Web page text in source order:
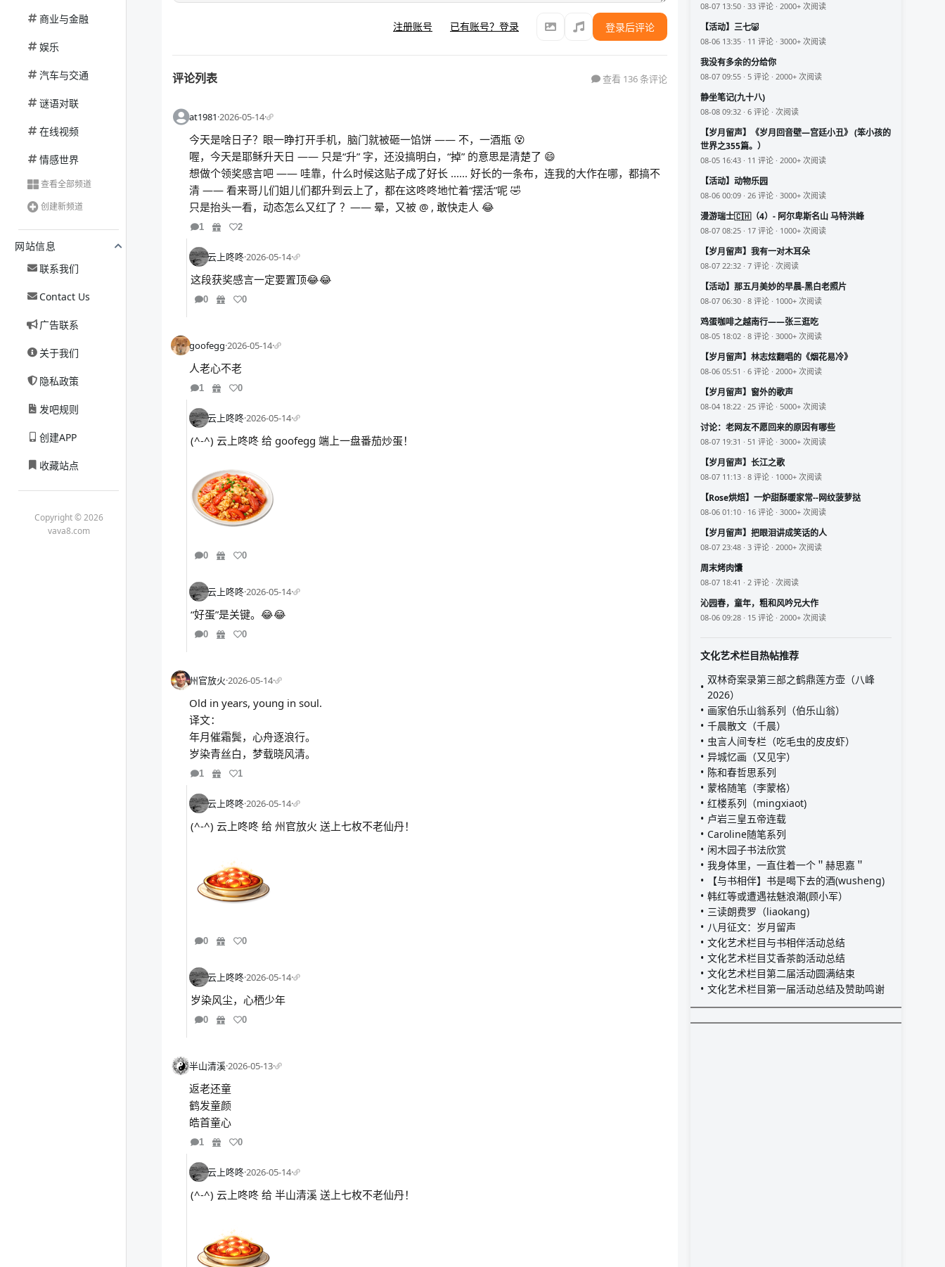
商业与金融
娱乐
汽车与交通
谜语对联
在线视频
情感世界
查看全部频道
创建新频道
网站信息
联系我们
Contact Us
广告联系
关于我们
隐私政策
发吧规则
创建APP
收藏站点
Copyright © 2026
vava8.com
注册账号 已有账号？登录 登录后评论
评论列表 查看 136 条评论
at1981·2026-05-14·
今天是啥日子？眼一睁打开手机，脑门就被砸一馅饼 —— 不，一酒瓶 😵
喔，今天是耶稣升天日 —— 只是“升” 字，还没搞明白，“掉” 的意思是清楚了 😄
想做个领奖感言吧 —— 哇靠，什么时候这贴子成了好长 ...... 好长的一条布，连我的大作在哪，都搞不
清 —— 看来哥儿们姐儿们都升到云上了，都在这咚咚地忙着“摆活”呢 🤣
只是抬头一看，动态怎么又红了 ？—— 晕，又被 @ , 敢快走人 😂
1 2
云上咚咚·2026-05-14·
这段获奖感言一定要置顶😂😂
0 0
goofegg·2026-05-14·
人老心不老
1 0
云上咚咚·2026-05-14·
(^-^) 云上咚咚 给 goofegg 端上一盘番茄炒蛋！
0 0
云上咚咚·2026-05-14·
“好蛋”是关键。😂😂
0 0
州官放火·2026-05-14·
Old in years, young in soul.
译文：
年月催霜鬓，心舟逐浪行。
岁染青丝白，梦载晓风清。
1 1
云上咚咚·2026-05-14·
(^-^) 云上咚咚 给 州官放火 送上七枚不老仙丹！
0 0
云上咚咚·2026-05-14·
岁染风尘，心栖少年
0 0
半山清溪·2026-05-13·
返老还童
鹤发童颜
皓首童心
1 0
云上咚咚·2026-05-14·
(^-^) 云上咚咚 给 半山清溪 送上七枚不老仙丹！
08-07 13:50 · 33 评论 · 2000+ 次阅读
【活动】三七🐷
08-06 13:35 · 11 评论 · 3000+ 次阅读
我没有多余的分给你
08-07 09:55 · 5 评论 · 2000+ 次阅读
静坐笔记(九十八)
08-08 09:32 · 6 评论 · 次阅读
【岁月留声】《岁月回音壁—宫廷小丑》 (笨小孩的
世界之355篇。）
08-05 16:43 · 11 评论 · 2000+ 次阅读
【活动】动物乐园
08-06 00:09 · 26 评论 · 3000+ 次阅读
漫游瑞士🇨🇭（4）- 阿尔卑斯名山 马特洪峰
08-07 08:25 · 17 评论 · 1000+ 次阅读
【岁月留声】我有一对木耳朵
08-07 22:32 · 7 评论 · 次阅读
【活动】那五月美妙的早晨-黑白老照片
08-07 06:30 · 8 评论 · 1000+ 次阅读
鸡蛋咖啡之越南行——张三逛吃
08-05 18:02 · 8 评论 · 3000+ 次阅读
【岁月留声】林志炫翻唱的《烟花易冷》
08-06 05:51 · 6 评论 · 2000+ 次阅读
【岁月留声】窗外的歌声
08-04 18:22 · 25 评论 · 5000+ 次阅读
讨论：老网友不愿回来的原因有哪些
08-07 19:31 · 51 评论 · 3000+ 次阅读
【岁月留声】长江之歌
08-07 11:13 · 8 评论 · 1000+ 次阅读
【Rose烘焙】一炉甜酥暖家常--网纹菠萝挞
08-06 01:10 · 16 评论 · 3000+ 次阅读
【岁月留声】把眼泪讲成笑话的人
08-07 23:48 · 3 评论 · 2000+ 次阅读
周末烤肉馕
08-07 18:41 · 2 评论 · 次阅读
沁园春，童年，粗和风吟兄大作
08-06 09:28 · 15 评论 · 2000+ 次阅读
文化艺术栏目热帖推荐
双林奇案录第三部之鹤鼎莲方壶（八峰
2026）
画家伯乐山翁系列（伯乐山翁）
千晨散文（千晨）
虫言人间专栏（吃毛虫的皮皮虾）
异城忆画（又见宇）
陈和春哲思系列
蒙格随笔（李蒙格）
红楼系列（mingxiaot)
卢岩三皇五帝连载
Caroline随笔系列
闲木园子书法欣赏
我身体里，一直住着一个＂赫思嘉＂
【与书相伴】书是喝下去的酒(wusheng)
韩红等或遭遇祛魅浪潮(顾小军）
三读朗费罗（liaokang)
八月征文：岁月留声
文化艺术栏目与书相伴活动总结
文化艺术栏目艾香茶韵活动总结
文化艺术栏目第二届活动圆满结束
文化艺术栏目第一届活动总结及赞助鸣谢